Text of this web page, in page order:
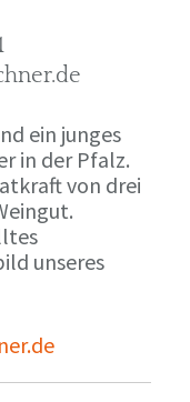
ein junges
in der Pfalz.
von drei
unseres